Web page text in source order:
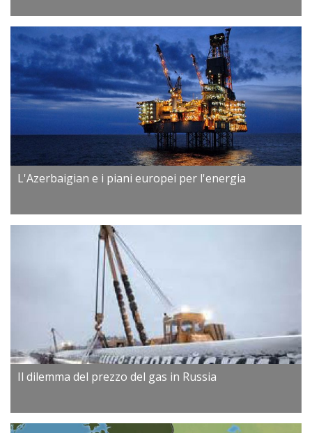
L'Azerbaigian e i piani europei per l'energia
Il dilemma del prezzo del gas in Russia